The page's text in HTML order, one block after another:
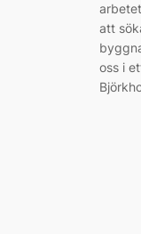
att
oss i